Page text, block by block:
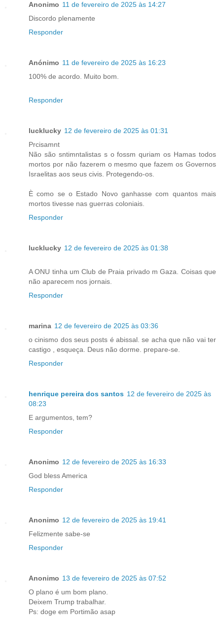
Anonimo 11 de fevereiro de 2025 às 14:27
Discordo plenamente
Responder
Anónimo 11 de fevereiro de 2025 às 16:23
100% de acordo. Muito bom.
Responder
lucklucky 12 de fevereiro de 2025 às 01:31
Prcisamnt
Não são sntimntalistas s o fossm quriam os Hamas todos
mortos por não fazerem o mesmo que fazem os Governos
Israelitas aos seus civis. Protegendo-os.
È como se o Estado Novo ganhasse com quantos mais
mortos tivesse nas guerras coloniais.
Responder
lucklucky 12 de fevereiro de 2025 às 01:38
A ONU tinha um Club de Praia privado m Gaza. Coisas que
não aparecem nos jornais.
Responder
marina 12 de fevereiro de 2025 às 03:36
o cinismo dos seus posts é abissal. se acha que não vai ter
castigo , esqueça. Deus não dorme. prepare-se.
Responder
henrique pereira dos santos 12 de fevereiro de 2025 às
08:23
E argumentos, tem?
Responder
Anonimo 12 de fevereiro de 2025 às 16:33
God bless America
Responder
Anonimo 12 de fevereiro de 2025 às 19:41
Felizmente sabe-se
Responder
Anonimo 13 de fevereiro de 2025 às 07:52
O plano é um bom plano.
Deixem Trump trabalhar.
Ps: doge em Portimão asap